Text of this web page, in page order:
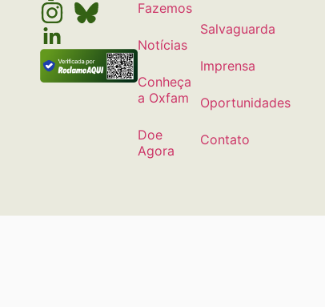
Fazemos
Notícias
Conheça
a Oxfam
Doe
Agora
Salvaguarda
Imprensa
Oportunidades
Contato